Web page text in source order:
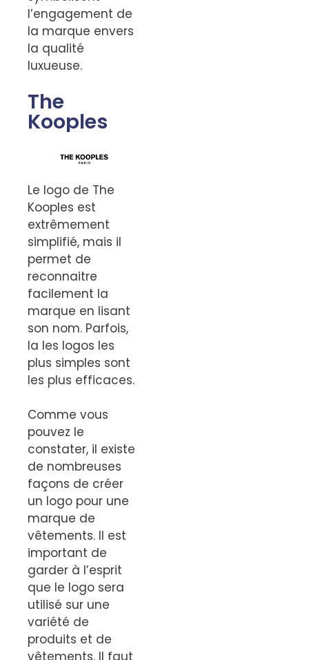
l’engagement de
la marque envers
la qualité
luxueuse.
The
Kooples
Le logo de The
Kooples est
extrêmement
simplifié, mais il
permet de
reconnaitre
facilement la
marque en lisant
son nom. Parfois,
la les logos les
plus simples sont
les plus efficaces.
Comme vous
pouvez le
constater, il existe
de nombreuses
façons de créer
un logo pour une
marque de
vêtements. Il est
important de
garder à l’esprit
que le logo sera
utilisé sur une
variété de
produits et de